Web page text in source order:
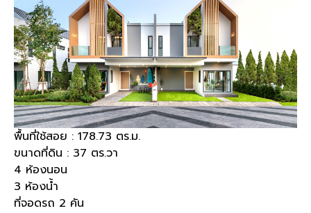
พื้นที่ใช้สอย : 178.73 ตร.ม.
ขนาดที่ดิน : 37 ตร.วา
4 ห้องนอน
3 ห้องน้ำ
ที่จอดรถ 2 คัน